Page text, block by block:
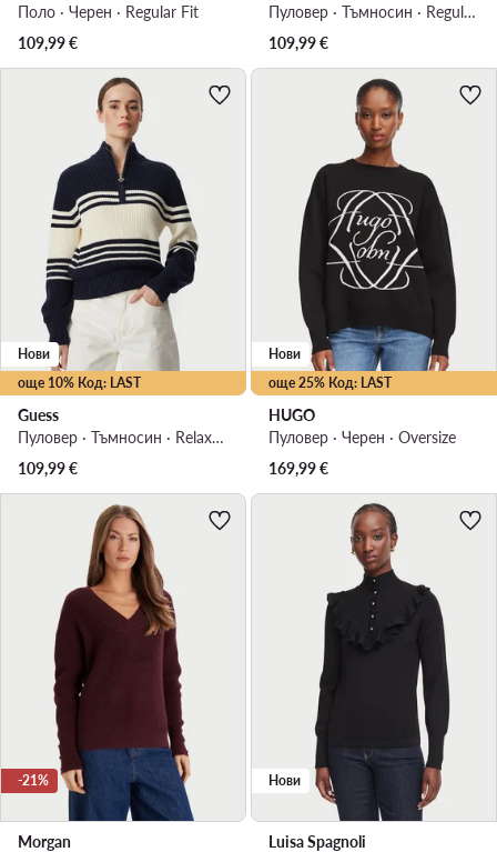
Поло · Черен · Regular Fit
109,99€
Пуловер · Тъмносин · Regular Fit
109,99€
още 10% Код: LAST
Нови
Guess
Пуловер · Тъмносин · Relaxed Fit
109,99€
още 25% Код: LAST
Нови
HUGO
Пуловер · Черен · Oversize
169,99€
-21%
Morgan
Нови
Luisa Spagnoli